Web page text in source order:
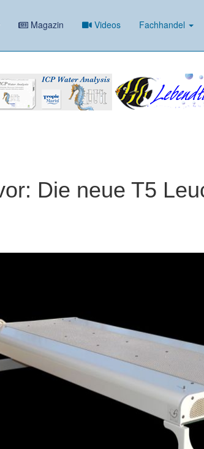
Magazin Videos Fachhandel
Die neue T5